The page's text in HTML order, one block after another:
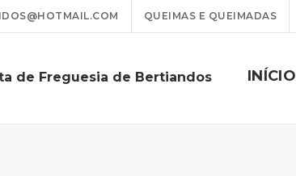
QUEIMAS E QUEIMADAS
de Freguesia de Bertiandos INÍCIO